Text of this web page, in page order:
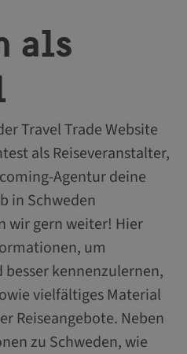
als
Travel Trade Website
als Reiseveranstalter,
Agentur deine
in Schweden
wir gern weiter! Hier
um
besser kennenzulernen,
vielfältiges Material
Reiseangebote. Neben
zu Schweden, wie